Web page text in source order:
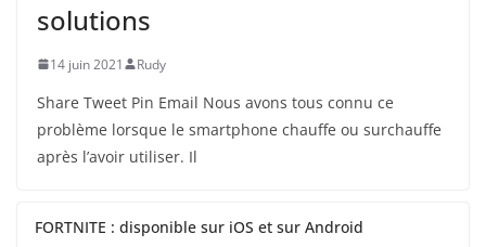
solutions
14 juin 2021 Rudy
Share Tweet Pin Email Nous avons tous connu ce
problème lorsque le smartphone chauffe ou surchauffe
après l’avoir utiliser. Il
FORTNITE : disponible sur iOS et sur Android